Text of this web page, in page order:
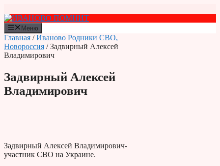
к
содержимому
Меню
Главная /Иваново Родники СВО,
Новороссия / Задвирный Алексей
Владимирович
Задвирный Алексей
Владимирович
Задвирный Алексей Владимирович-
участник СВО на Украине.